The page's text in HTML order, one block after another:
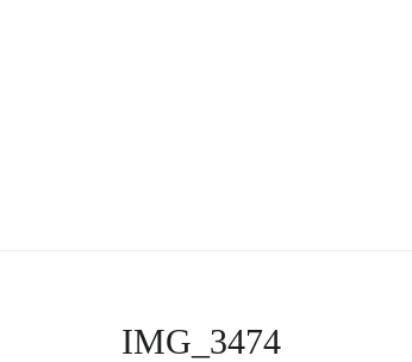
IMG_3474